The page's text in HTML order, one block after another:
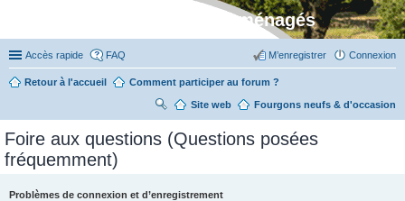
Stylevan - Vans aménagés
Accès rapide FAQ Connexion
M’enregistrer
Retour à l'accueil Comment participer au forum ?
Fourgons neufs & d'occasion
Site web
R
her
er
Foire aux questions (Questions posées
fréquemment)
Problèmes de connexion et d’enregistrement